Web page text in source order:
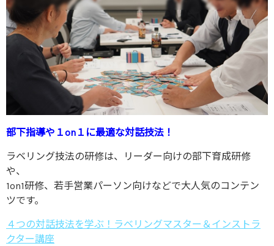
部下指導や１on１に最適な対話技法！
ラベリング技法の研修は、リーダー向けの部下育成研修
や、
1on1研修、若手営業パーソン向けなどで大人気のコンテン
ツです。
４つの対話技法を学ぶ！ラベリングマスター＆インストラ
クター講座